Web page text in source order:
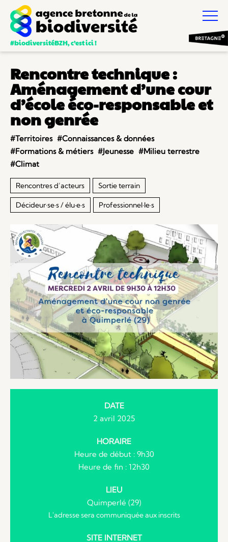
#biodiversitéBZH, c’est ici !
Rencontre technique :
Aménagement d’une cour
d’école éco-responsable et
non genrée
#Territoires #Connaissances & données
#Formations & métiers #Jeunesse #Milieu terrestre
#Climat
Rencontres d’acteurs Sortie terrain
Décideur·se·s / élu·e·s Professionnel·le·s
DATE
2 avril 2025
HORAIRE
Heure de début : 9h30
Heure de fin : 12h30
LIEU
Quimperlé (29)
L'adresse sera communiquée aux inscrits
SITE INTERNET